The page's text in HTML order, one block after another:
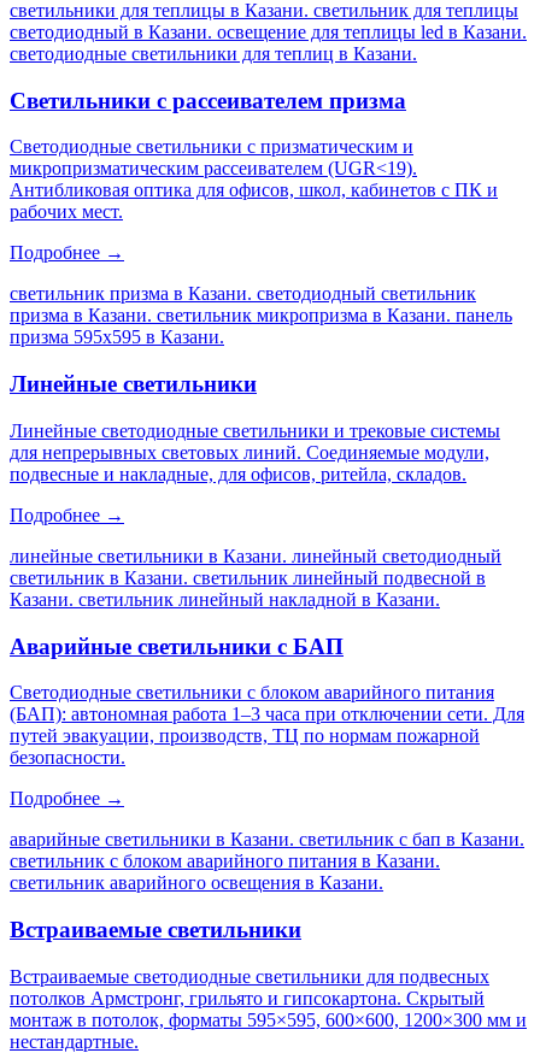
светильники для теплицы в Казани. светильник для теплицы
светодиодный в Казани. освещение для теплицы led в Казани.
светодиодные светильники для теплиц в Казани.
Светильники с рассеивателем призма
Светодиодные светильники с призматическим и
микропризматическим рассеивателем (UGR<19).
Антибликовая оптика для офисов, школ, кабинетов с ПК и
рабочих мест.
Подробнее →
светильник призма в Казани. светодиодный светильник
призма в Казани. светильник микропризма в Казани. панель
призма 595х595 в Казани.
Линейные светильники
Линейные светодиодные светильники и трековые системы
для непрерывных световых линий. Соединяемые модули,
подвесные и накладные, для офисов, ритейла, складов.
Подробнее →
линейные светильники в Казани. линейный светодиодный
светильник в Казани. светильник линейный подвесной в
Казани. светильник линейный накладной в Казани.
Аварийные светильники с БАП
Светодиодные светильники с блоком аварийного питания
(БАП): автономная работа 1–3 часа при отключении сети. Для
путей эвакуации, производств, ТЦ по нормам пожарной
безопасности.
Подробнее →
аварийные светильники в Казани. светильник с бап в Казани.
светильник с блоком аварийного питания в Казани.
светильник аварийного освещения в Казани.
Встраиваемые светильники
Встраиваемые светодиодные светильники для подвесных
потолков Армстронг, грильято и гипсокартона. Скрытый
монтаж в потолок, форматы 595×595, 600×600, 1200×300 мм и
нестандартные.